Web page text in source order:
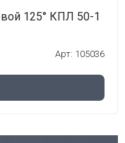
125° КПЛ 50-1
Арт: 105036